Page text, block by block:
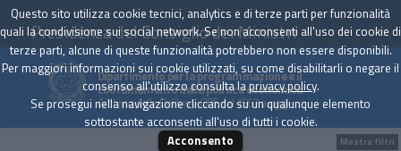
Presidenza del Consiglio dei Ministri
Dipartimento per la programmazione e il
coordinamento della politica economica
Archivio delle Delibere CIPE dal 1967 a oggi
Mostra filtri
Questo sito utilizza cookie tecnici, analytics e di terze parti per funzionalità
quali la condivisione sui social network. Se non acconsenti all'uso dei cookie di
terze parti, alcune di queste funzionalità potrebbero non essere disponibili.
Per maggiori informazioni sui cookie utilizzati, su come disabilitarli o negare il
consenso all'utilizzo consulta laprivacy policy.
Se prosegui nella navigazione cliccando su un qualunque elemento
sottostante acconsenti all'uso di tutti i cookie.
Acconsento